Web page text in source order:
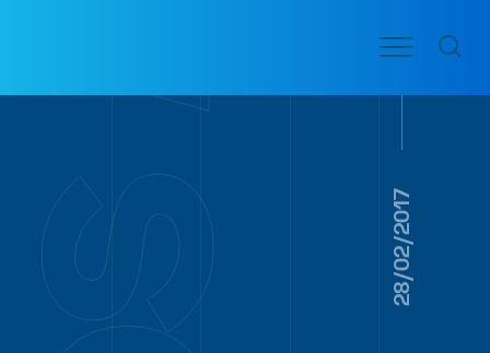
conteúdo
VOO
AÉREAS
Menu
28/02/2017